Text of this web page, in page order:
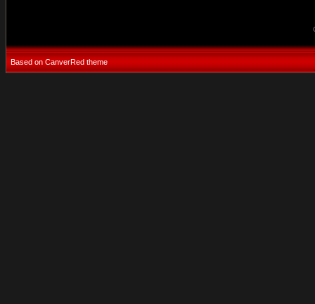
Based on CanverRed theme